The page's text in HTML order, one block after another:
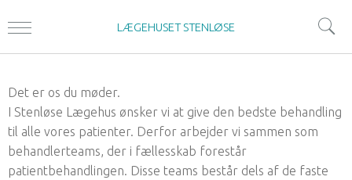
LÆGEHUSET STENLØSE
Det er os du møder.
I Stenløse Lægehus ønsker vi at give den bedste behandling
til alle vores patienter. Derfor arbejder vi sammen som
behandlerteams, der i fællesskab forestår
patientbehandlingen. Disse teams består dels af de faste